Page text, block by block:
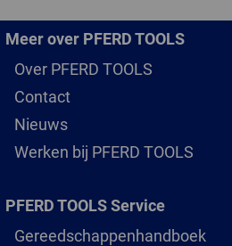
Meer over PFERD TOOLS
Over PFERD TOOLS
Contact
Nieuws
Werken bij PFERD TOOLS
PFERD TOOLS Service
Gereedschappenhandboek